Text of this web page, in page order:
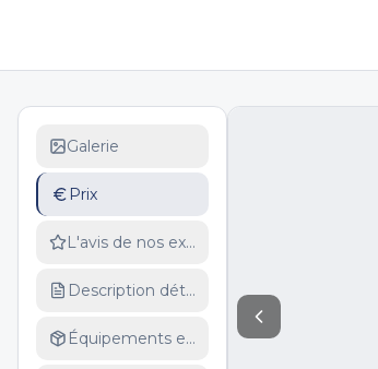
Galerie
Prix
L'avis de nos experts
Description détaillée
Équipements et services